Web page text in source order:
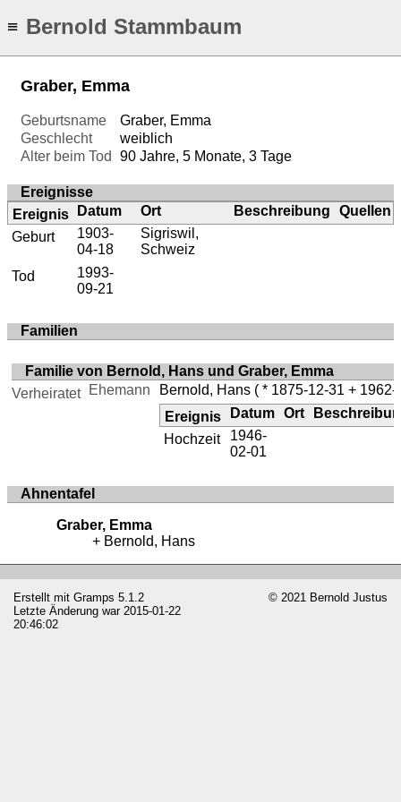
≡ Bernold Stammbaum
Graber, Emma
Geburtsname
Graber, Emma
Geschlecht
weiblich
Alter beim Tod
90 Jahre, 5 Monate, 3 Tage
Ereignisse
Ereignis
Datum Ort Beschreibung
Quellen
Geburt
1903-
04-18
Sigriswil,
Schweiz
Tod
1993-
09-21
Familien
Familie von Bernold, Hans und Graber, Emma
Verheiratet
Ehemann Bernold, Hans ( * 1875-12-31 + 1962-
Ereignis
Datum Ort
Hochzeit
1946-
02-01
Ahnentafel
Graber, Emma
Bernold, Hans
Erstellt mit Gramps 5.1.2
Letzte Änderung war 2015-01-22
20:46:02
© 2021 Bernold Justus